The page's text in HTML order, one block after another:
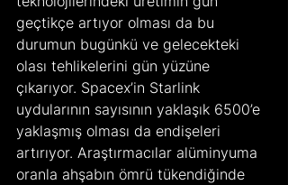
geçtikçe artıyor olması da bu
durumun bugünkü ve gelecekteki
olası tehlikelerini gün yüzüne
çıkarıyor. Spacex’in Starlink
uydularının sayısının yaklaşık 6500’e
yaklaşmış olması da endişeleri
artırıyor. Araştırmacılar alüminyuma
oranla ahşabın ömrü tükendiğinde